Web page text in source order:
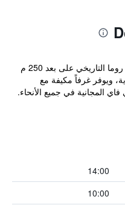
يقع فندق Domus Colosseo في وسط روما التاريخي على بعد 250 م
ويوفر غرفاً مكيفة مع
المجانية في جميع الأنحاء.
14:00
10:00